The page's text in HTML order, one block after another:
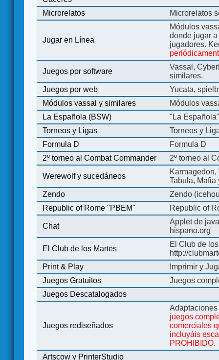
Microrelatos
Microrelatos
Jugar en Línea
Módulos
donde jugar
jugadores.
Juegos por software
Vassal,
similares.
Juegos por web
Yucata,
Módulos vassal y similares
Módulos
La Española (BSW)
"La
Torneos y Ligas
Torneos y
Formula D
Formula D
2º torneo al Combat Commander
2º torneo al
Werewolf y sucedáneos
Tabula, Mafia
Zendo
Zendo
Republic of Rome "PBEM"
Republic of
Chat
Applet de
hispano.org
El Club de los Martes
El Club de
http://
Print & Play
Imprimir y
Juegos Gratuitos
Juegos
Juegos Descatalogados
Juegos rediseñados
juegos
comerciales
incluyáis
PROHIBIDO.
Artscow y PrinterStudio